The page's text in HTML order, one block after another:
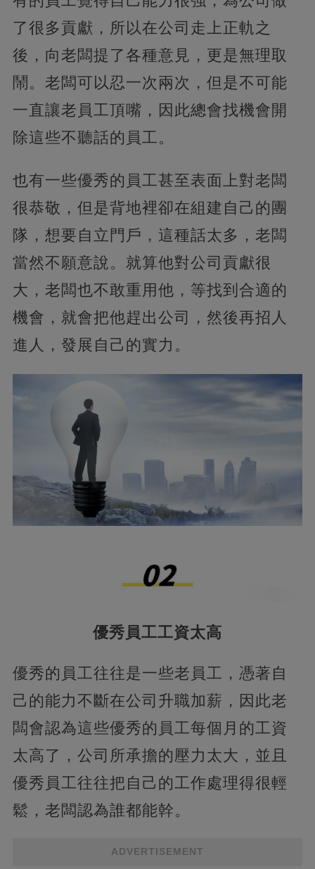
了很多貢獻，所以在公司走上正軌之
後，向老闆提了各種意見，更是無理取
鬧。老闆可以忍一次兩次，但是不可能
一直讓老員工頂嘴，因此總會找機會開
除這些不聽話的員工。
也有一些優秀的員工甚至表面上對老闆
很恭敬，但是背地裡卻在組建自己的團
隊，想要自立門戶，這種話太多，老闆
當然不願意說。就算他對公司貢獻很
大，老闆也不敢重用他，等找到合適的
機會，就會把他趕出公司，然後再招人
進人，發展自己的實力。
優秀員工工資太高
優秀的員工往往是一些老員工，憑著自
己的能力不斷在公司升職加薪，因此老
闆會認為這些優秀的員工每個月的工資
太高了，公司所承擔的壓力太大，並且
優秀員工往往把自己的工作處理得很輕
鬆，老闆認為誰都能幹。
ADVERTISEMENT